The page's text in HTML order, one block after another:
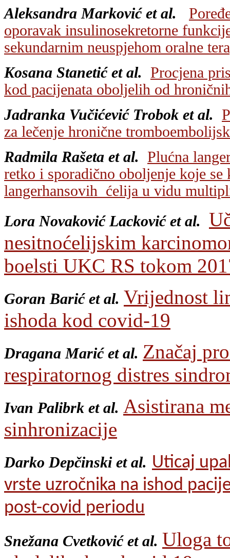
Aleksandra Marković et al.
P
oporavak insulinosekretorne
sekundarnim neuspjehom oralne
Kosana Stanetić et al. Procjena
kod pacijenata oboljelih od
Jadranka Vučićević Trobok et al.
za lečenje hronične
Radmila Rašeta et al. Plućna
retko i sporadično oboljenje koje
langerhansovih ćelija u vidu
Lora Novaković Lacković et al.
nesitnoćelijskim
boelsti UKC RS tokom
Goran Barić et al. Vrijednost
ishoda kod covid-19
Dragana Marić et al. Značaj
respiratornog distres
Ivan Palibrk et al. Asistirana
sinhronizacije
Darko Depčinski et al. Uticaj
vrste uzročnika na ishod
post-covid periodu
Snežana Cvetković et al. Uloga